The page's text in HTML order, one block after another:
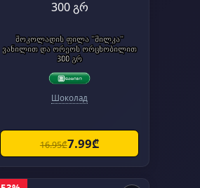
შოკოლადის ფილა "მილკა"
ვანილით და ორეოს ორცხობილით
300 გრ
Шоколад
16.95₾7.99₾